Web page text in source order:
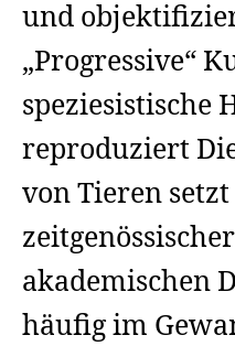
und
„Progressive“
speziesistische
reproduziert
von Tieren
akademischen
häufig im